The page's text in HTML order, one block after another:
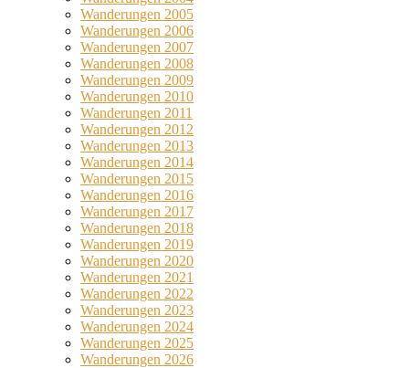
Wanderungen 2005
Wanderungen 2006
Wanderungen 2007
Wanderungen 2008
Wanderungen 2009
Wanderungen 2010
Wanderungen 2011
Wanderungen 2012
Wanderungen 2013
Wanderungen 2014
Wanderungen 2015
Wanderungen 2016
Wanderungen 2017
Wanderungen 2018
Wanderungen 2019
Wanderungen 2020
Wanderungen 2021
Wanderungen 2022
Wanderungen 2023
Wanderungen 2024
Wanderungen 2025
Wanderungen 2026